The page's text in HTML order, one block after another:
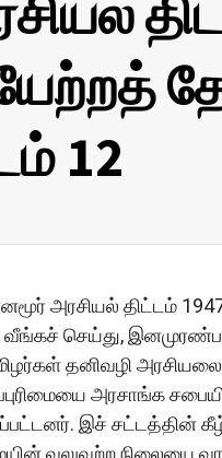
12
அரசியல் திட்டம்
வீங்கச் செய்து,
தனிவழி அரசியலை
அரசாங்க
இச்
வலுவற்ற நிலையை